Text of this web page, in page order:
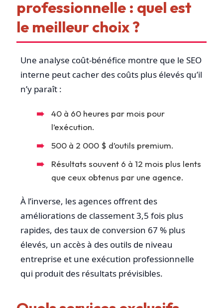
professionnelle : quel est
le meilleur choix ?
Une analyse coût-bénéfice montre que le SEO
interne peut cacher des coûts plus élevés qu’il
n’y paraît :
40 à 60 heures par mois pour
l’exécution.
500 à 2 000 $ d’outils premium.
Résultats souvent 6 à 12 mois plus lents
que ceux obtenus par une agence.
À l’inverse, les agences offrent des
améliorations de classement 3,5 fois plus
rapides, des taux de conversion 67 % plus
élevés, un accès à des outils de niveau
entreprise et une exécution professionnelle
qui produit des résultats prévisibles.